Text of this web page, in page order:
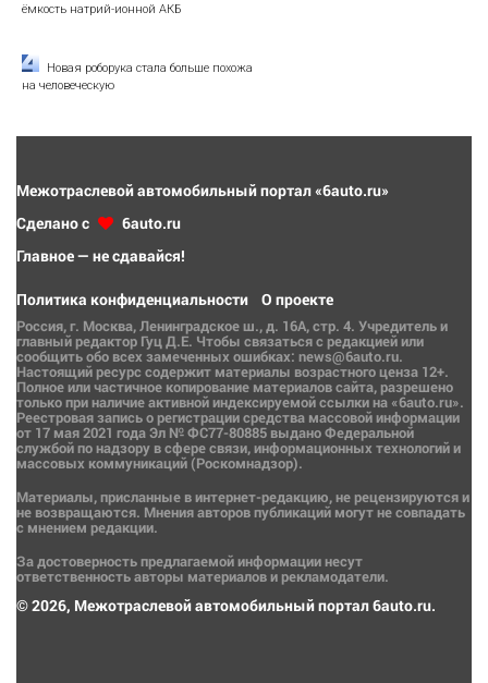
ёмкость натрий-ионной АКБ
Новая роборука стала больше похожа
на человеческую
Межотраслевой автомобильный портал «6auto.ru»
Сделано с
6auto.ru
Главное — не сдавайся!
Политика конфиденциальности О проекте
Россия, г. Москва, Ленинградское ш., д. 16А, стр. 4. Учредитель и
главный редактор Гуц Д.Е. Чтобы связаться с редакцией или
сообщить обо всех замеченных ошибках: news@6auto.ru.
Настоящий ресурс содержит материалы возрастного ценза 12+.
Полное или частичное копирование материалов сайта, разрешено
только при наличие активной индексируемой ссылки на «6auto.ru».
Реестровая запись о регистрации средства массовой информации
от 17 мая 2021 года Эл № ФС77-80885 выдано Федеральной
службой по надзору в сфере связи, информационных технологий и
массовых коммуникаций (Роскомнадзор).
Материалы, присланные в интернет-редакцию, не рецензируются и
не возвращаются. Мнения авторов публикаций могут не совпадать
с мнением редакции.
За достоверность предлагаемой информации несут
ответственность авторы материалов и рекламодатели.
© 2026, Межотраслевой автомобильный портал 6auto.ru.